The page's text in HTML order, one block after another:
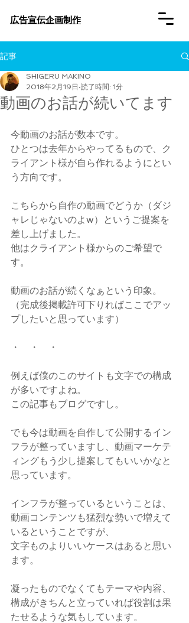
​広告宣伝企画制作
記事
動画のお話が続いてます
SHIGERU MAKINO
2018年2月19日 読了時間: 1分
今動画のお話が数本です。
ひとつは去年からやってるもので、ク
ライアント様が自ら作れるようにとい
う方向です。
こちらから自作の動画でどうか（ダジ
ャレじゃないのよw）というご提案を
差し上げました。
他はクライアント様からのご希望で
す。
動画のお話が続くなぁという印象。
（完成後掲載許可下りればここでアッ
プしたいと思っています）
・　・　・
例えば僕のこのサイトも文字での構成
が多いですよね。
この記事もブログですし。
でも今は動画を自作して公開するイン
フラが整っていますし、動画マーケテ
ィングもう少し提案してもいいかなと
思っています。
インフラが整っているということは、
動画コンテンツも猛烈な勢いで増えて
いるということですが、
文字ものよりいいケースはあると思い
ます。
凝ったものでなくてもテーマや内容、
構成がきちんと立っていれば役割は果
たせるような気もしています。